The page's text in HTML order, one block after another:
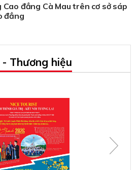
đẳng Cà Mau trên cơ sở sáp
đẳng
Thương hiệu